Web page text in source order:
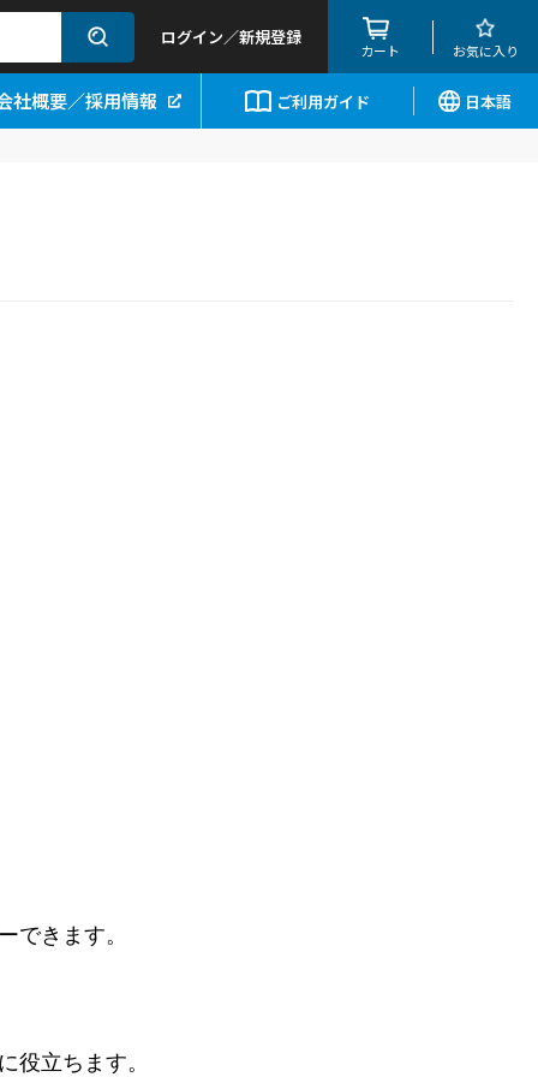
ログイン／新規登録
カート お気に入り
社概要／採用情報 ご利用ガイド 日本語
できます。
役立ちます。